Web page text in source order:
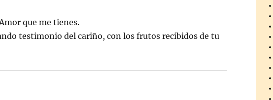
que me tienes.
testimonio del cariño, con los frutos recibidos de tu